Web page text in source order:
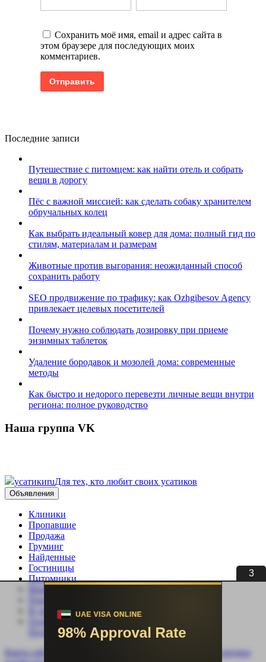
3
Сохранить моё имя, email и адрес сайта в
этом браузере для последующих моих
комментариев.
Последние записи
Путешествие с питомцем: как найти отель и собрать
вещи в дорогу
Пёс с важной миссией: как сделать собаку хранителем
обручальных колец
Как выбрать идеальный ковер для дома: полный гид по
стилям, материалам и размерам
Животные против выгорания: неожиданный способ
сохранить работу
SEO продвижение по трафику: как Ozhgibesov Agency
привлекает целевых посетителей
Почему нужно соблюдать дозировку при приеме
энзимных таблеток
Удаление бородавок и мозолей дома: современные
методы
Как быстро и недорого перевезти личные вещи внутри
региона: полное руководство
Наша группа VK
усатикиruДля тех, кто любит своих усатиков
Объявления
Клиники
Пропавшие
Продажа
Груминг
Найденные
Гостиницы
Питомники
Вязка
Особенные
Подать объявление
Карта сайта
Политика